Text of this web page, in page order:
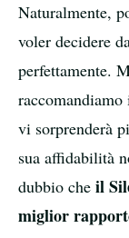
Naturalmente,
voler decidere
perfettamente.
vi sorprenderà
sua affidabilità
dubbio che il
miglior